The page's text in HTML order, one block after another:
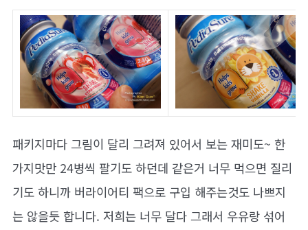
패키지마다 그림이 달리 그려져 있어서 보는 재미도~ 한
가지맛만 24병씩 팔기도 하던데 같은거 너무 먹으면 질리
기도 하니까 버라이어티 팩으로 구입 해주는것도 나쁘지
는 않을듯 합니다. 저희는 너무 달다 그래서 우유랑 섞어